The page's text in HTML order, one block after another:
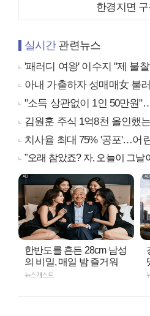
한경지면
실시간관련뉴스
'패러디 여왕' 이수지 "제 불
아내 가출하자 성매매女 불
"소득 상관없이 1인 50만원
김원훈 주식 1억8천 올인했
치사율 최대 75% '공포'…어
"오래 참았죠? 자, 오늘이 그날
한반도를 흔든 28cm 남성
의 비밀, 매일 밤 즐거워
뉴스캐스트